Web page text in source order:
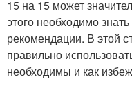
15 на 15 может
этого необходимо
рекомендации. В этой
правильно
необходимы и как